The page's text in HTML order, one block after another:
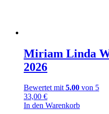
Miriam Linda
2026
Bewertet mit5.00 von 5
33,00 €
In den Warenkorb